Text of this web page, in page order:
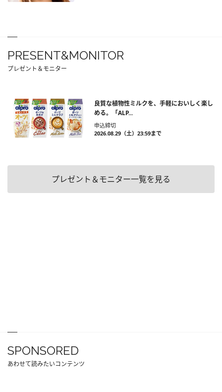
PRESENT&MONITOR
プレゼント＆モニター
良質な植物性ミルクを、手軽においしく楽し
める。「ALP...
申込締切
2026.08.29（土）23:59まで
プレゼント＆モニター一覧を見る
SPONSORED
あわせて読みたいコンテンツ